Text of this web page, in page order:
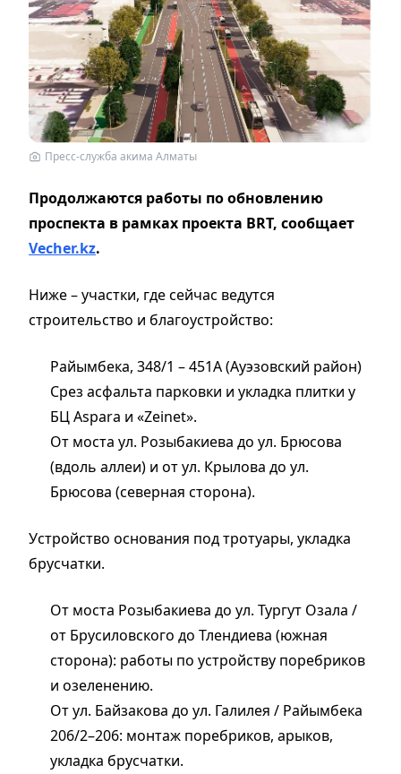
Пресс-служба акима Алматы
Продолжаются работы по обновлению
проспекта в рамках проекта BRT, сообщает
Vecher.kz.
Ниже – участки, где сейчас ведутся
строительство и благоустройство:
Райымбека, 348/1 – 451А (Ауэзовский район)
Срез асфальта парковки и укладка плитки у
БЦ Aspara и «Zeinet».
От моста ул. Розыбакиева до ул. Брюсова
(вдоль аллеи) и от ул. Крылова до ул.
Брюсова (северная сторона).
Устройство основания под тротуары, укладка
брусчатки.
От моста Розыбакиева до ул. Тургут Озала /
от Брусиловского до Тлендиева (южная
сторона): работы по устройству поребриков
и озеленению.
От ул. Байзакова до ул. Галилея / Райымбека
206/2–206: монтаж поребриков, арыков,
укладка брусчатки.